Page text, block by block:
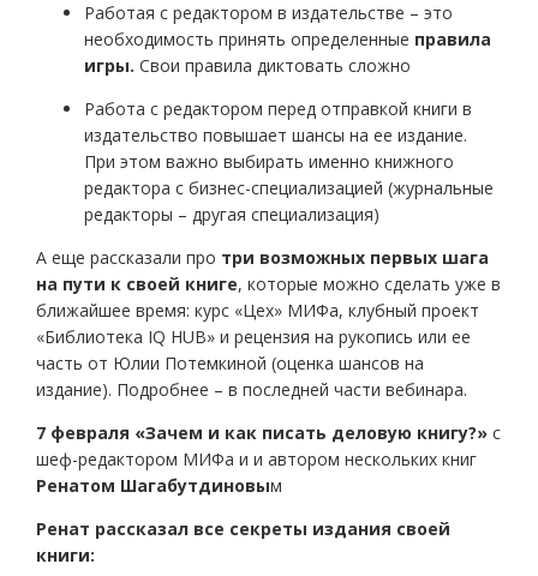
Работая с редактором в издательстве – это
необходимость принять определенные правила
игры. Свои правила диктовать сложно
Работа с редактором перед отправкой книги в
издательство повышает шансы на ее издание.
При этом важно выбирать именно книжного
редактора с бизнес-специализацией (журнальные
редакторы – другая специализация)
А еще рассказали про три возможных первых шага
на пути к своей книге, которые можно сделать уже в
ближайшее время: курс «Цех» МИФа, клубный проект
«Библиотека IQ HUB» и рецензия на рукопись или ее
часть от Юлии Потемкиной (оценка шансов на
издание). Подробнее – в последней части вебинара.
7 февраля «Зачем и как писать деловую книгу?» с
шеф-редактором МИФа и и автором нескольких книг
Ренатом Шагабутдиновым
Ренат рассказал все секреты издания своей
книги: